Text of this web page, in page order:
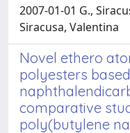
2007-01-01 G.,
Siracusa, Valentina
Novel ethero
polyesters
comparative
poly(butylene